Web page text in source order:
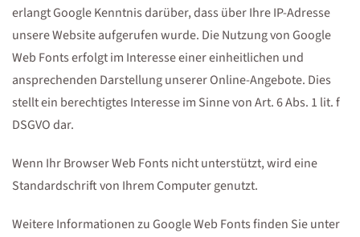
erlangt Google Kenntnis darüber, dass über Ihre IP-Adresse
unsere Website aufgerufen wurde. Die Nutzung von Google
Web Fonts erfolgt im Interesse einer einheitlichen und
ansprechenden Darstellung unserer Online-Angebote. Dies
stellt ein berechtigtes Interesse im Sinne von Art. 6 Abs. 1 lit. f
DSGVO dar.
Wenn Ihr Browser Web Fonts nicht unterstützt, wird eine
Standardschrift von Ihrem Computer genutzt.
Weitere Informationen zu Google Web Fonts finden Sie unter